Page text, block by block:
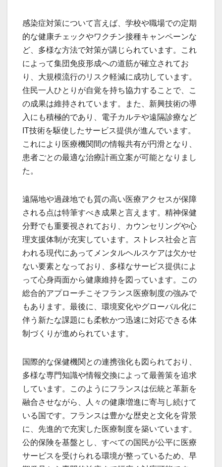
感染症対策について言えば、学校や職場での定期
的な健康チェックやワクチン接種キャンペーンな
ど、多様な方法で対策が講じられています。これ
によって集団免疫形成への道筋が確立されてお
り、大規模流行のリスク軽減に成功しています。
住民一人ひとりが自覚を持ち協力することで、こ
の成果は維持されています。また、新興技術の導
入にも積極的であり、電子カルテや遠隔診療など
IT技術を駆使したサービス提供が進んでいます。
これにより医療機関間の情報共有が円滑となり、
患者ごとの最適な治療計画立案が可能となりまし
た。
遠隔地や過疎地でも質の高い医療アクセスが保障
される点は特筆すべき成果と言えます。精神保健
分野でも重要視されており、カウンセリングや心
理支援体制が充実しています。ストレス社会と言
われる現代にあってメンタルヘルスケアは欠かせ
ない要素となっており、多様なサービス提供によ
って心身両面から健康維持を図っています。この
総合的アプローチこそフランス医療制度の強みで
もあります。最後に、環境変化やグローバル化に
伴う新たな課題にも柔軟かつ迅速に対応できる体
制づくりが進められています。
国際的な保健機関との連携強化も図られており、
多様な専門知識や情報交換によって最善策を追求
しています。このようにフランスは伝統と革新を
融合させながら、人々の健康増進に寄与し続けて
いる国です。フランスは豊かな歴史と文化を背景
に、先進的で充実した医療制度を築いています。
公的保険を基盤とし、すべての国民が公平に医療
サービスを受けられる環境が整っているため、早